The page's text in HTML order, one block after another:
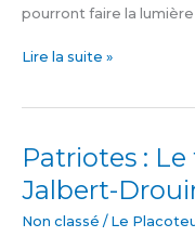
pourront faire la
Lire la suite »
Patriotes :
Jalbert-
Non classé / Le
Patriotes
Le
texte